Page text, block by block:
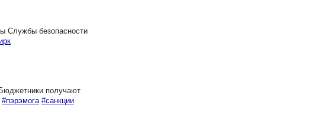
Службы безопасности
получают
#пэрэмога #санкции